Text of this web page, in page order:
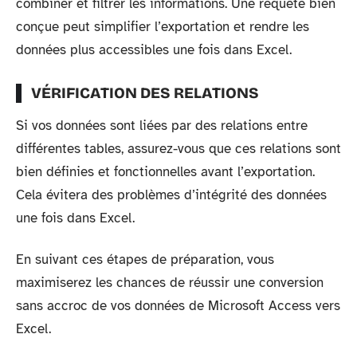
combiner et filtrer les informations. Une requête bien
conçue peut simplifier l’exportation et rendre les
données plus accessibles une fois dans Excel.
VÉRIFICATION DES RELATIONS
Si vos données sont liées par des relations entre
différentes tables, assurez-vous que ces relations sont
bien définies et fonctionnelles avant l’exportation.
Cela évitera des problèmes d’intégrité des données
une fois dans Excel.
En suivant ces étapes de préparation, vous
maximiserez les chances de réussir une conversion
sans accroc de vos données de Microsoft Access vers
Excel.